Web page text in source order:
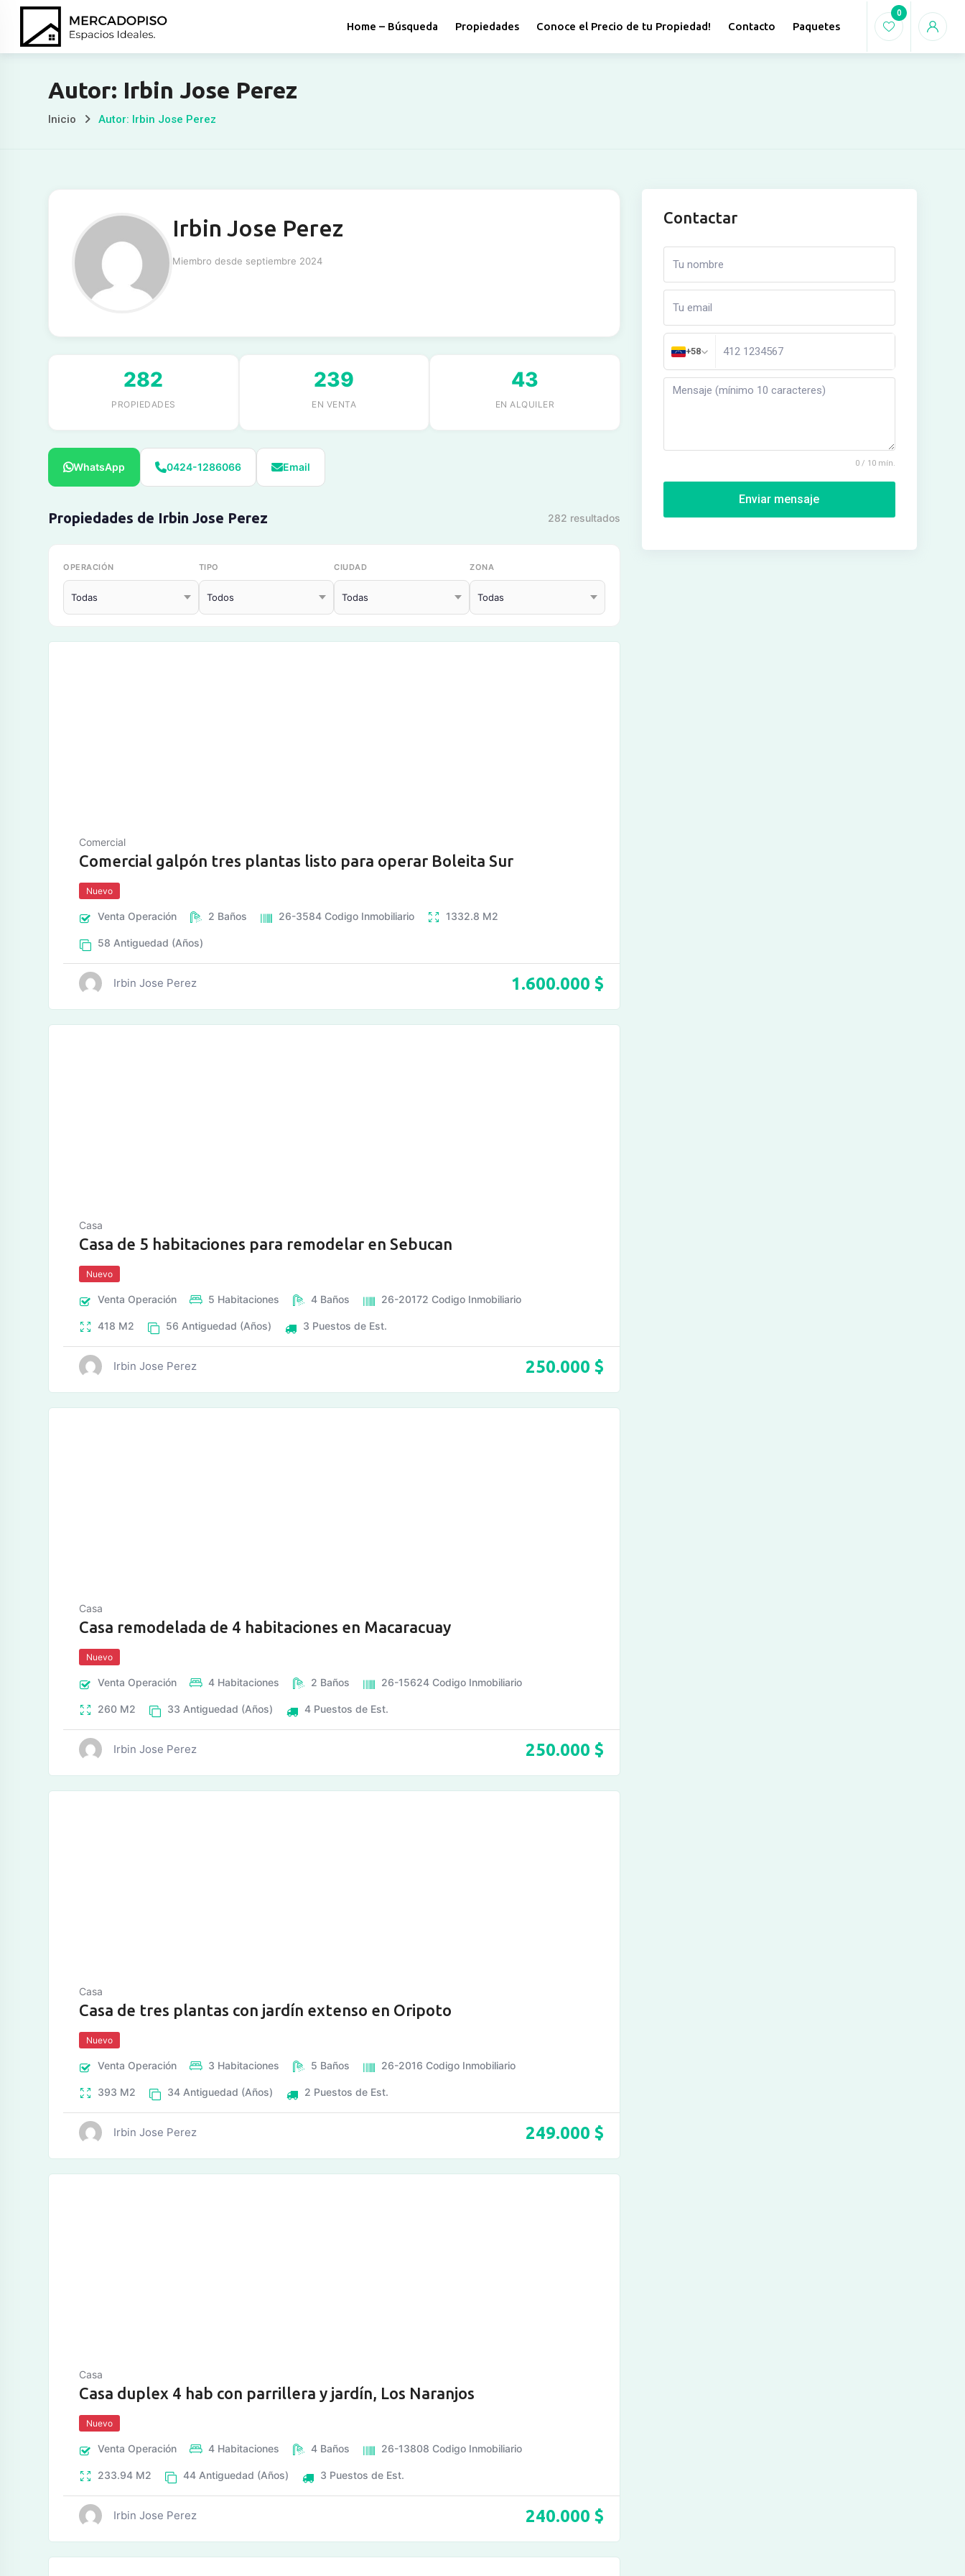
contenido
Home – Búsqueda Propiedades Conoce el Precio de tu Propiedad! Contacto Paquetes
0
Autor: Irbin Jose Perez
Inicio Autor: Irbin Jose Perez
Irbin Jose Perez
Miembro desde septiembre 2024
282
PROPIEDADES
239
EN VENTA
43
EN ALQUILER
WhatsApp 0424-1286066 Email
Propiedades de Irbin Jose Perez 282 resultados
OPERACIÓN TIPO CIUDAD ZONA
Comercial
Comercial galpón tres plantas listo para operar Boleita Sur
Nuevo
Venta Operación 2 Baños 26-3584 Codigo Inmobiliario 1332.8 M2
58 Antiguedad (Años)
Irbin Jose Perez 1.600.000 $
Casa
Casa de 5 habitaciones para remodelar en Sebucan
Nuevo
Venta Operación 5 Habitaciones 4 Baños 26-20172 Codigo Inmobiliario
418 M2 56 Antiguedad (Años) 3 Puestos de Est.
Irbin Jose Perez 250.000 $
Casa
Casa remodelada de 4 habitaciones en Macaracuay
Nuevo
Venta Operación 4 Habitaciones 2 Baños 26-15624 Codigo Inmobiliario
260 M2 33 Antiguedad (Años) 4 Puestos de Est.
Irbin Jose Perez 250.000 $
Casa
Casa de tres plantas con jardín extenso en Oripoto
Nuevo
Venta Operación 3 Habitaciones 5 Baños 26-2016 Codigo Inmobiliario
393 M2 34 Antiguedad (Años) 2 Puestos de Est.
Irbin Jose Perez 249.000 $
Casa
Casa duplex 4 hab con parrillera y jardín, Los Naranjos
Nuevo
Venta Operación 4 Habitaciones 4 Baños 26-13808 Codigo Inmobiliario
233.94 M2 44 Antiguedad (Años) 3 Puestos de Est.
Irbin Jose Perez 240.000 $
Contactar
+58
0 / 10 mín.
Enviar mensaje